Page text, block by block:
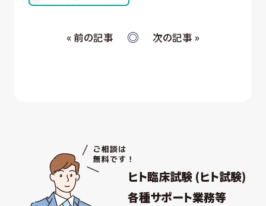
(ウ) 従業員・役員 (過去に従業員・役員であった者を
与支払その他の労務管理
③ 福利厚生、教育研修、安全衛生管理
取得した個人情報について上記以外の目的外
利用を行わず、またそのための措置を講じます。
« 前の記事 次の記事 »
ヒト臨床試験 (ヒト試験)
各種サポート業務等